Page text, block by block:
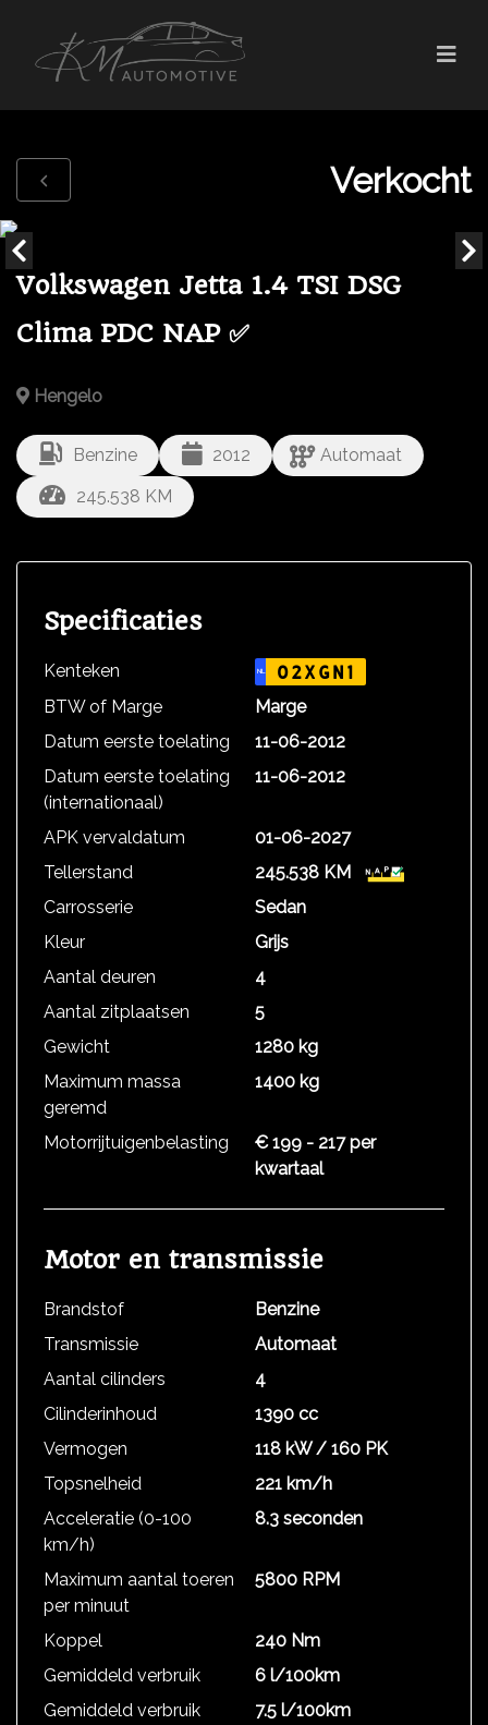
Verkocht
Volkswagen Jetta 1.4 TSI DSG
Clima PDC NAP ✅
Hengelo
Benzine 2012
Automaat
245.538 KM
Specificaties
Kenteken NL 02XGN1
BTW of Marge
Marge
Datum eerste toelating
11-06-2012
Datum eerste toelating
(internationaal)
11-06-2012
APK vervaldatum
01-06-2027
Tellerstand
245.538 KM
Carrosserie
Sedan
Kleur
Grijs
Aantal deuren
4
Aantal zitplaatsen
5
Gewicht
1280 kg
Maximum massa
geremd
1400 kg
Motorrijtuigenbelasting
€ 199 - 217 per
kwartaal
Motor en transmissie
Brandstof
Benzine
Transmissie
Automaat
Aantal cilinders
4
Cilinderinhoud
1390 cc
Vermogen
118 kW / 160 PK
Topsnelheid
221 km/h
Acceleratie (0-100
km/h)
8.3 seconden
Maximum aantal toeren
per minuut
5800 RPM
Koppel
240 Nm
Gemiddeld verbruik
6 l/100km
Gemiddeld verbruik
7.5 l/100km